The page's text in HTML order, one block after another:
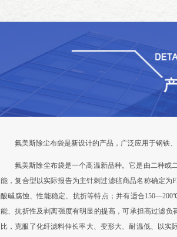
氟美斯除尘布袋是新设计的产品，广泛应用于钢铁
氟美斯除尘布袋是一个高温新品种。它是由二种或
能，复合型以实际报告为主针刺过滤毡商品名称确定
酸碱腐蚀、性能稳定、抗折等特点；并有适合
能、抗折性及剥离强度有明显的提高，可承担高过滤负
比，克服了化纤滤料伸长率大、变形大、耐温低、以